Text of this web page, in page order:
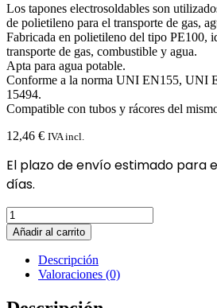
Los tapones electrosoldables son
de polietileno para el transporte de gas,
Fabricada en polietileno del tipo PE100,
transporte de gas, combustible y agua.
Apta para agua potable.
Conforme a la norma UNI EN155, UNI
15494.
Compatible con tubos y rácores del
12,46 € IVA incl.
El plazo de envío estimado para
días.
Tapon
PE
Electrosoldable
16
Añadir al carrito
Descripción
Valoraciones (0)